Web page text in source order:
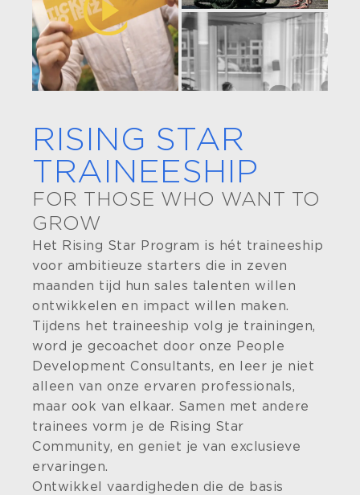
RISING STAR
TRAINEESHIP
FOR THOSE WHO WANT TO
GROW
Het Rising Star Program is hét traineeship
voor ambitieuze starters die in zeven
maanden tijd hun sales talenten willen
ontwikkelen en impact willen maken.
Tijdens het traineeship volg je trainingen,
word je gecoachet door onze People
Development Consultants, en leer je niet
alleen van onze ervaren professionals,
maar ook van elkaar. Samen met andere
trainees vorm je de Rising Star
Community, en geniet je van exclusieve
ervaringen.​
Ontwikkel vaardigheden die de basis